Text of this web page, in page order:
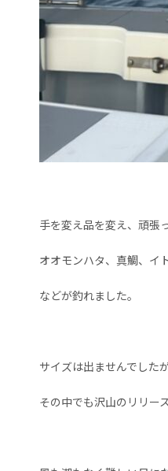
手を変え品を変え、頑張
オオモンハタ、真鯛、イ
などが釣れました。
サイズは出ませんでした
その中でも沢山のリリー